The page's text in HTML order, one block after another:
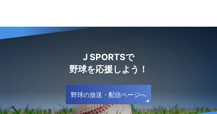
J SPORTSで
野球を応援しよう！
野球の放送・配信ページへ